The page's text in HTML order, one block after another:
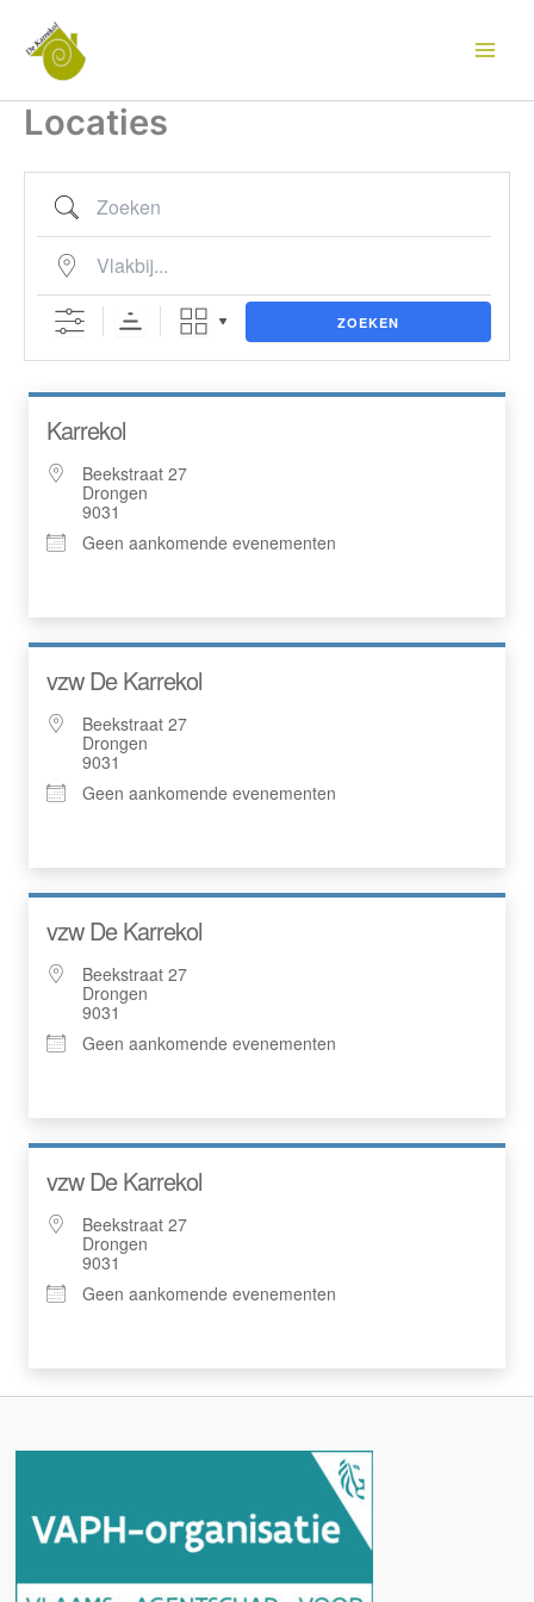
naar
inhoud
Locaties
ZOEKEN
Karrekol
Beekstraat 27
Drongen
9031
Geen aankomende evenementen
vzw De Karrekol
Beekstraat 27
Drongen
9031
Geen aankomende evenementen
vzw De Karrekol
Beekstraat 27
Drongen
9031
Geen aankomende evenementen
vzw De Karrekol
Beekstraat 27
Drongen
9031
Geen aankomende evenementen